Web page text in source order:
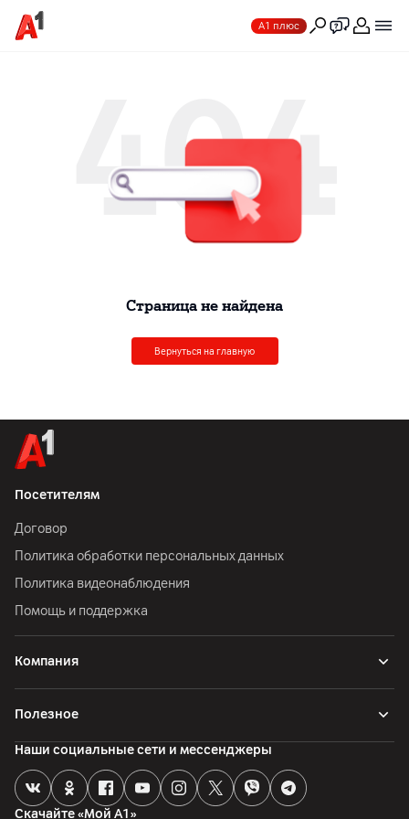
А1 плюс
404
Cтраница не найдена
Вернуться на главную
Посетителям
Договор
Политика обработки персональных данных
Политика видеонаблюдения
Помощь и поддержка
Компания
Полезное
Скачайте «Мой А1»
Наши социальные сети и мессенджеры